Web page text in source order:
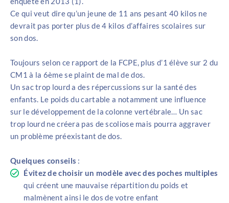
Ce qui veut dire qu’un jeune de 11 ans pesant 40 kilos ne
devrait pas porter plus de 4 kilos d’affaires scolaires sur
son dos.
Toujours selon ce rapport de la FCPE, plus d’1 élève sur 2 du
CM1 à la 6ème se plaint de mal de dos.
Un sac trop lourd a des répercussions sur la santé des
enfants. Le poids du cartable a notamment une influence
sur le développement de la colonne vertébrale… Un sac
trop lourd ne créera pas de scoliose mais pourra aggraver
un problème préexistant de dos.
Quelques conseils :
Évitez de choisir un modèle avec des poches multiples
qui créent une mauvaise répartition du poids et
malmènent ainsi le dos de votre enfant